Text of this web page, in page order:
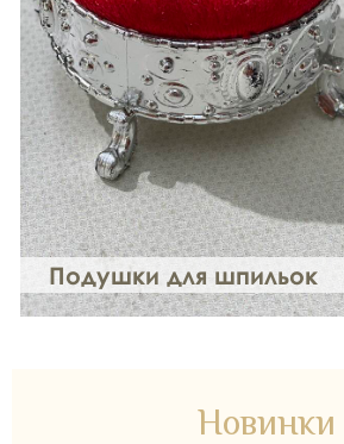
Подушки для шпильок
Новинки